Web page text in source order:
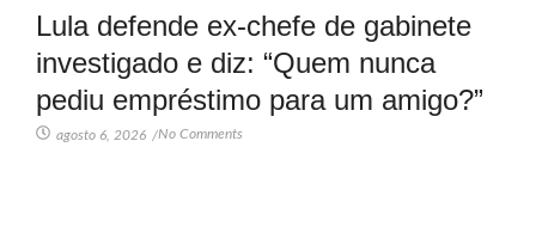
Lula defende ex-chefe de gabinete
investigado e diz: “Quem nunca
pediu empréstimo para um amigo?”
agosto 6, 2026 /No Comments